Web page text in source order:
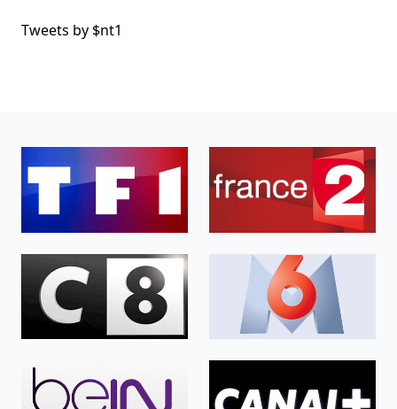
Tweets by $nt1